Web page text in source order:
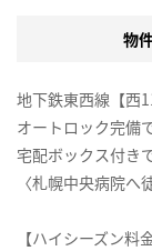
物
地下鉄東西線【西
オートロック完備
宅配ボックス付き
〈札幌中央病院へ
【ハイシーズン